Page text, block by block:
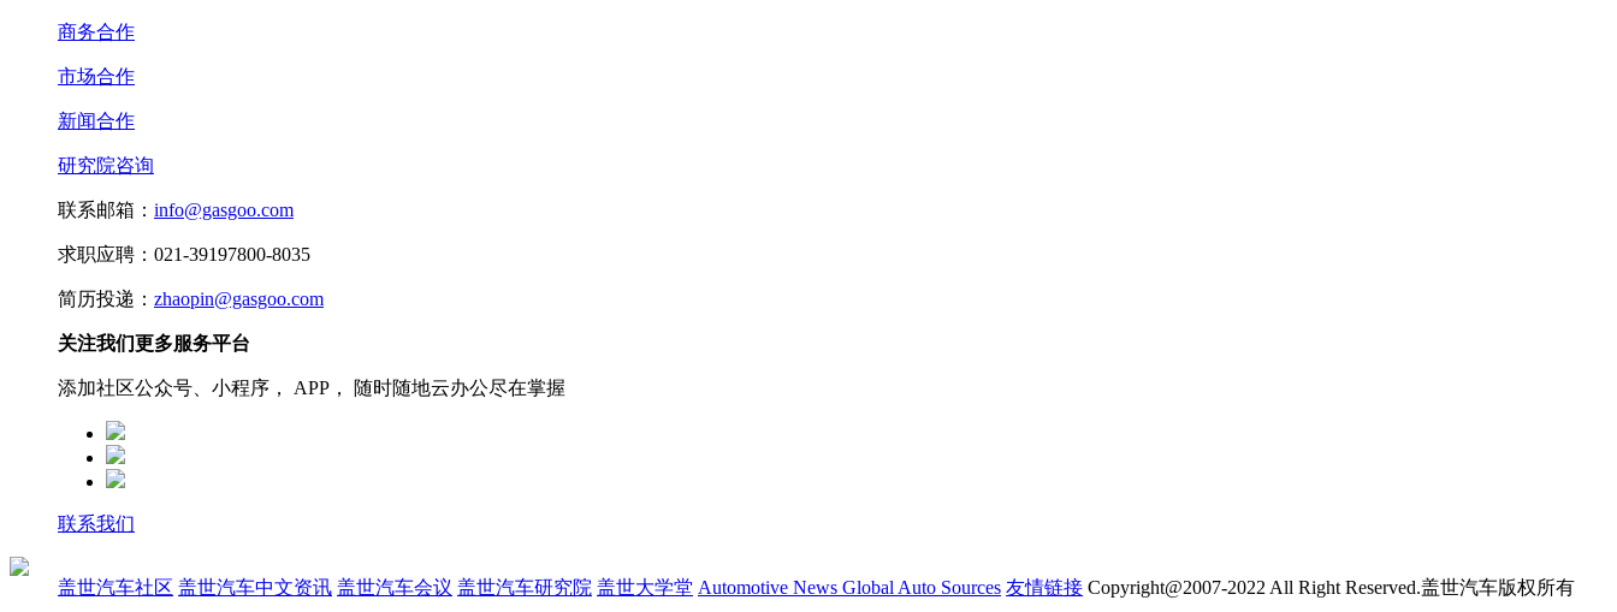
商务合作
市场合作
新闻合作
研究院咨询
联系邮箱： info@gasgoo.com
求职应聘：021-39197800-8035
简历投递： zhaopin@gasgoo.com
关注我们更多服务平台
添加社区公众号、小程序， APP， 随时随地云办公尽在掌握
联系我们
盖世汽车社区 盖世汽车中文资讯 盖世汽车会议 盖世汽车研究院 盖世大学堂 Automotive News Global Auto Sources 友情链接 Copyright@2007-2022 All Right Reserved.盖世汽车版权所有